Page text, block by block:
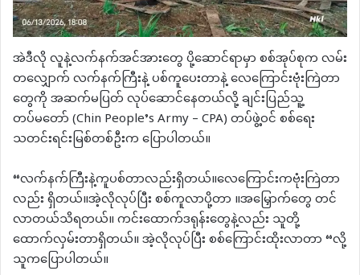
အဲဒီလို လူနဲ့လက်နက်အင်အားတွေ ပို့ဆောင်ရာမှာ စစ်အုပ်စုက လမ်း
တလျှောက် လက်နက်ကြီးနဲ့ ပစ်ကူပေးတာနဲ့ လေကြောင်းဗုံးကြဲတာ
တွေကို အဆက်မပြတ် လုပ်ဆောင်နေတယ်လို့ ချင်းပြည်သူ့
တပ်မတော် (Chin People’s Army – CPA) တပ်ဖွဲ့ဝင် စစ်ရေး
သတင်းရင်းမြစ်တစ်ဦးက ပြောပါတယ်။
“လက်နက်ကြီးနဲ့ကူပစ်တာလည်းရှိတယ်။လေကြောင်းကဗုံးကြဲတာ
လည်း ရှိတယ်။အဲ့လိုလုပ်ပြီး စစ်ကူလာပို့တာ ။အမြှောက်တွေ တင်
လာတယ်သိရတယ်။ ကင်းထောက်ဒရုန်းတွေနဲ့လည်း သူတို့
ထောက်လှမ်းတာရှိတယ်။ အဲ့လိုလုပ်ပြီး စစ်ကြောင်းထိုးလာတာ “လို့
သူကပြောပါတယ်။